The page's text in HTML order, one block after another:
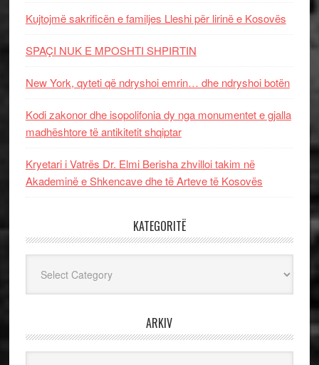
Kujtojmë sakrificën e familjes Lleshi për lirinë e Kosovës
SPAÇI NUK E MPOSHTI SHPIRTIN
New York, qyteti që ndryshoi emrin… dhe ndryshoi botën
Kodi zakonor dhe isopolifonia dy nga monumentet e gjalla
madhështore të antikitetit shqiptar
Kryetari i Vatrës Dr. Elmi Berisha zhvilloi takim në
Akademinë e Shkencave dhe të Arteve të Kosovës
KATEGORITË
ARKIV